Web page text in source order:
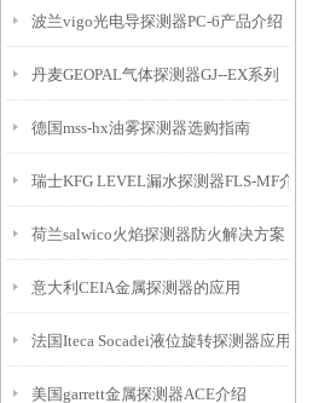
波兰vigo光电导探测器PC-6产品介绍
丹麦GEOPAL气体探测器GJ--EX系列
德国mss-hx油雾探测器选购指南
瑞士KFG LEVEL漏水探测器FLS-MF介绍
荷兰salwico火焰探测器防火解决方案
意大利CEIA金属探测器的应用
法国Iteca Socadei液位旋转探测器应用及参数
美国garrett金属探测器ACE介绍